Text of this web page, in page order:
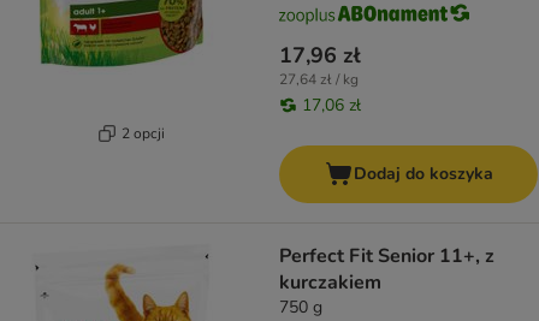
2 opcji
17,96 zł
27,64 zł / kg
17,06 zł
Dodaj do koszyka
Perfect Fit Senior 11+, z
kurczakiem
750 g